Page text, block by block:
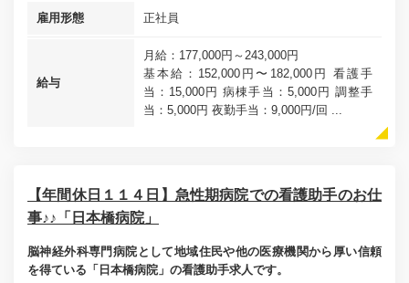
雇用形態 正社員
給与
月給：177,000円～243,000円
基本給：152,000円〜182,000円 看護手
当：15,000円 病棟手当：5,000円 調整手
当：5,000円 夜勤手当：9,000円/回 ...
【年間休日１１４日】急性期病院での看護助手のお仕
事♪♪「日本橋病院」
脳神経外科専門病院として地域住民や他の医療機関から厚い信頼
を得ている「日本橋病院」の看護助手求人です。